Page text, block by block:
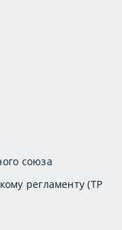
союза
регламенту (ТР